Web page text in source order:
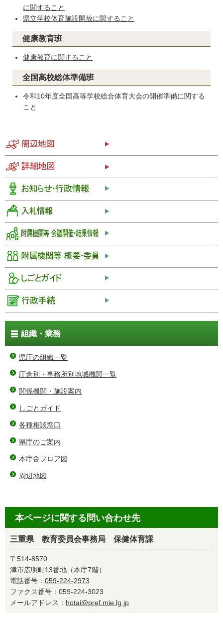
に関すること
県立学校体育施設開放に関すること
健康教育班
健康教育に関すること
全国高校総体準備班
令和10年度全国高等学校総合体育大会の開催準備に関する
こと
組織・業務
県庁の組織一覧
庁舎別・事務所別地域機関一覧
関係機関・施設案内
しごとガイド
各種相談窓口
県庁のご案内
本庁舎フロア図
周辺地図
本ページに関する問い合わせ先
三重県 教育委員会事務局 保健体育課
〒514-8570
津市広明町13番地（本庁7階）
電話番号： 059-224-2973
ファクス番号：059-224-3023
メールアドレス： hotai@pref.mie.lg.jp